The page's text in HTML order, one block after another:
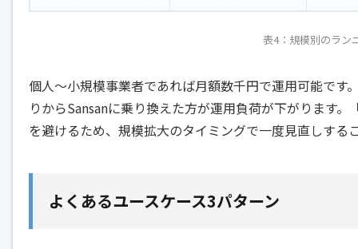
表4：規模別のラン
個人〜小規模事業者であれば月額数千円で運用可能で
りからSansanに乗り換えた方が運用負荷が下がります
を避けるため、規模拡大のタイミングで一度見直しする
よくあるユースケース3パターン